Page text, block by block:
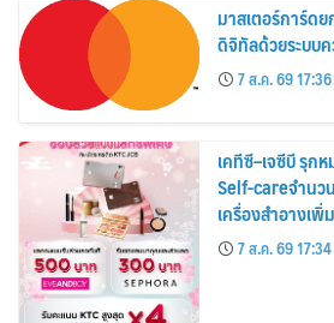
มาสเตอร์การ์ด
ดิจิทัลด้วยระบบ
7 ส.ค. 69 17:36
เคทีซี–เจซีบี รุก
Self-careจำนว
เครื่องสำอางเ
7 ส.ค. 69 17:34